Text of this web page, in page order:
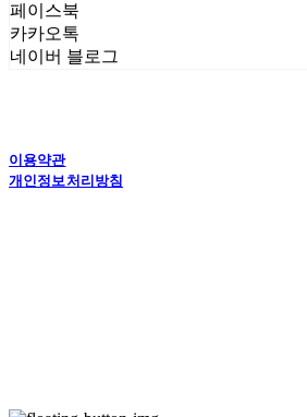
페이스북
카카오톡
네이버 블로그
이용약관
개인정보처리방침